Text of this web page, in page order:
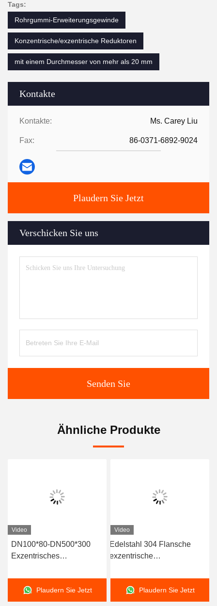
Kontakte
Kontakte: Ms. Carey Liu
Fax: 86-0371-6892-9024
Plaudern Sie Jetzt
Verschicken Sie uns
Senden Sie
Tags:
Rohrgummi-Erweiterungsgewinde
Konzentrische/exzentrische Reduktoren
mit einem Durchmesser von mehr als 20 mm
Ähnliche Produkte
Video
DN100*80-DN500*300
Exzentrisches
für den Temperaturbereich
-15- 80 C Spezial -30- 150
C
Plaudern Sie Jetzt
Video
Edelstahl 304 Flansche
exzentrische
für Druckumgebungen
Plaudern Sie Jetzt